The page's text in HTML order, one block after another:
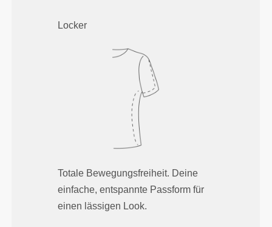
Locker
Totale Bewegungsfreiheit. Deine
einfache, entspannte Passform für
einen lässigen Look.